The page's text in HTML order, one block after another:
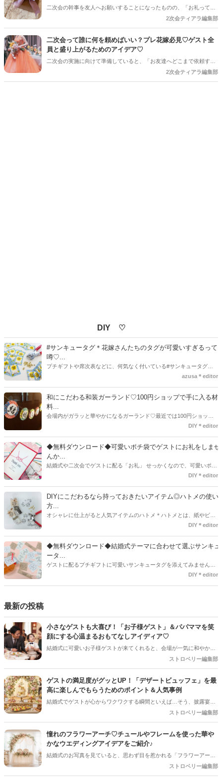
二次会の幹事を友人へお願いすることになったものの、「お礼って必
要？」「どれくらい渡すのが一般的なんだろう？」と悩む花嫁さんも
いですよね♪ 今回は、お願いした内容別のお礼の目安や、渡すタイミ
ング、喜ばれるプレゼントまでご紹介します♡
2次会ティアラ編集部
二次会って誰に何を頼めばいい？プレ花嫁必見♡ゲスト全
員と盛り上がるためのアイデア♡
二次会の実施に向けて準備していると、「お友達へどこまで依頼する
のか」と悩まれている花嫁さんを多く見かけます◎ 「二次会の幹事を
2次会ティアラ編集部
DIY ♡
#サンキュータグ＊花嫁さんたちのタグが可愛いすぎるって
噂♡...
プチギフトや席次表などに、何気なく付いている#サンキュータグ実
はほとんどの花嫁さんが手作りしてるってご存知でしたか！？あるの
ま、付いてた方が断然可愛い♡そんなプレ花嫁さんたちの#サンキュー
タグアイデア、探してみました♪
azusa＊editor
和にこだわる和装ガーランド♡100円ショップで手に入る材
料...
会場内がガラッと華やかになるガーランド♡最近では100円ショップ
で既に完成された物が販売されていたり、ネット上でダウンロードし
す。ダウンロードしたデザインを印刷する紙をこだわるプレ花嫁さん
も・・・♡紙質や柄などでガラッと印象が変わりますよね♪
DIY＊editor
◆無料ダウンロード◆可愛いポチ袋でゲストにお礼をしませ
んか...
結婚式や二次会でゲストに配る「お礼」 せっかくなので、可愛いポチ
袋で用意しませんか？今回の記事では無料でダウンロードできるデザ
ください。いつもStrawberryを読んで頂いているプレ花嫁さんのお手
伝いが少しでも出来れば嬉しいです♡
DIY＊editor
DIYにこだわるなら持っておきたいアイテム◎ハトメの使い
方...
オシャレに仕上がると人気アイテムのハトメ＊ハトメとは、紙やビニ
ールなどに開けた穴につける金具のことでサイズが幅広く揃っていま
り、付けるものの素材や色にあわせて選ぶことができるんです♪*
DIY＊editor
◆無料ダウンロード◆結婚式テーマに合わせて選ぶサンキュ
ータ...
ゲストに配るプチギフトに可愛いサンキュータグを添えてみません
か？今回の記事では無料でダウンロードできる春婚にもピッタリなサ
DIY＊editor
最新の投稿
小さなゲストも大喜び！「お子様ゲスト」＆パパママを笑
顔にする心温まるおもてなしアイディア♡
結婚式に可愛いお子様ゲストが来てくれると、会場が一気に和やかな
雰囲気になりますよね！でも、ご招待するプレ花嫁さんとしては「途
いないかな？」と、ちょっぴり心配になることも多いはず。 小さなゲ
ストと、子育て真っ最中のパパママ（ご友人）に「本当に参列してよ
かった！」と思ってもらうためには、ちょっとした心遣いや事前準備
が大切です。今回は、お子様ゲストとご家族に安心して楽しんでもら
うための、素敵なおもてなしアイディアをご紹介します！
ストロベリー編集部
ゲストの満足度がグッとUP！「デザートビュッフェ」を最
高に楽しんでもらうためのポイント＆人気事例
結婚式でゲストが心からワクワクする瞬間といえば…そう、披露宴後
半の「デザートタイム」です！中でも、ガーデンやロビーにずらりと
は、ゲストのテンションが一番上がる大人気の演出ですよね。今回は
デザートビュッフェで絶対に押さえておきたいポイントと、実際に大
好評だった事例をご紹介します！
ストロベリー編集部
憧れのフラワーアーチ♡チュールやフレームを使った華や
かなウエディングアイデアをご紹介♪
結婚式のお写真を見ていると、思わず目を惹かれる「フラワーアー
チ」♡ お花をたっぷり使ったアーチはもちろん、チュールやフレーム
ストロベリー編集部